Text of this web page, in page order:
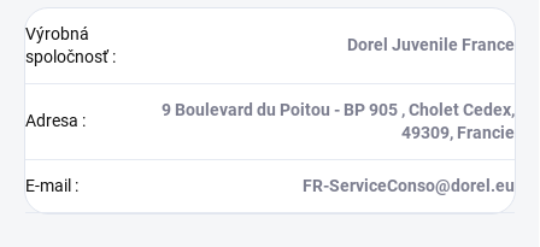
Výrobná
spoločnosť:
Dorel Juvenile France
Adresa :
9 Boulevard du Poitou - BP 905 , Cholet Cedex,
49309, Francie
E-mail : FR-ServiceConso@dorel.eu